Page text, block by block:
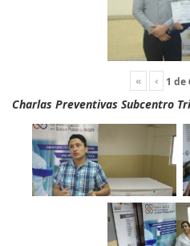
« ‹ 1 de
Charlas Preventivas Subcentro